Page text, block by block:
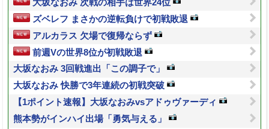
大坂なおみ 次戦の相手は世界24位
ズベレフ まさかの逆転負けで初戦敗退
アルカラス 欠場で復帰ならず
前週Vの世界8位が初戦敗退
大坂なおみ 3回戦進出「この調子で」
大坂なおみ 快勝で3年連続の初戦突破
【1ポイント速報】大坂なおみvsアドゥヴァーディ
熊本勢がインハイ出場「勇気与える」